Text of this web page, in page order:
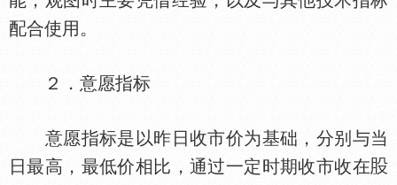
配合使用。
２．意愿指标
意愿指标是以昨日收市价为基础，分别与当
日最高，最低价相比，通过一定时期收市收在